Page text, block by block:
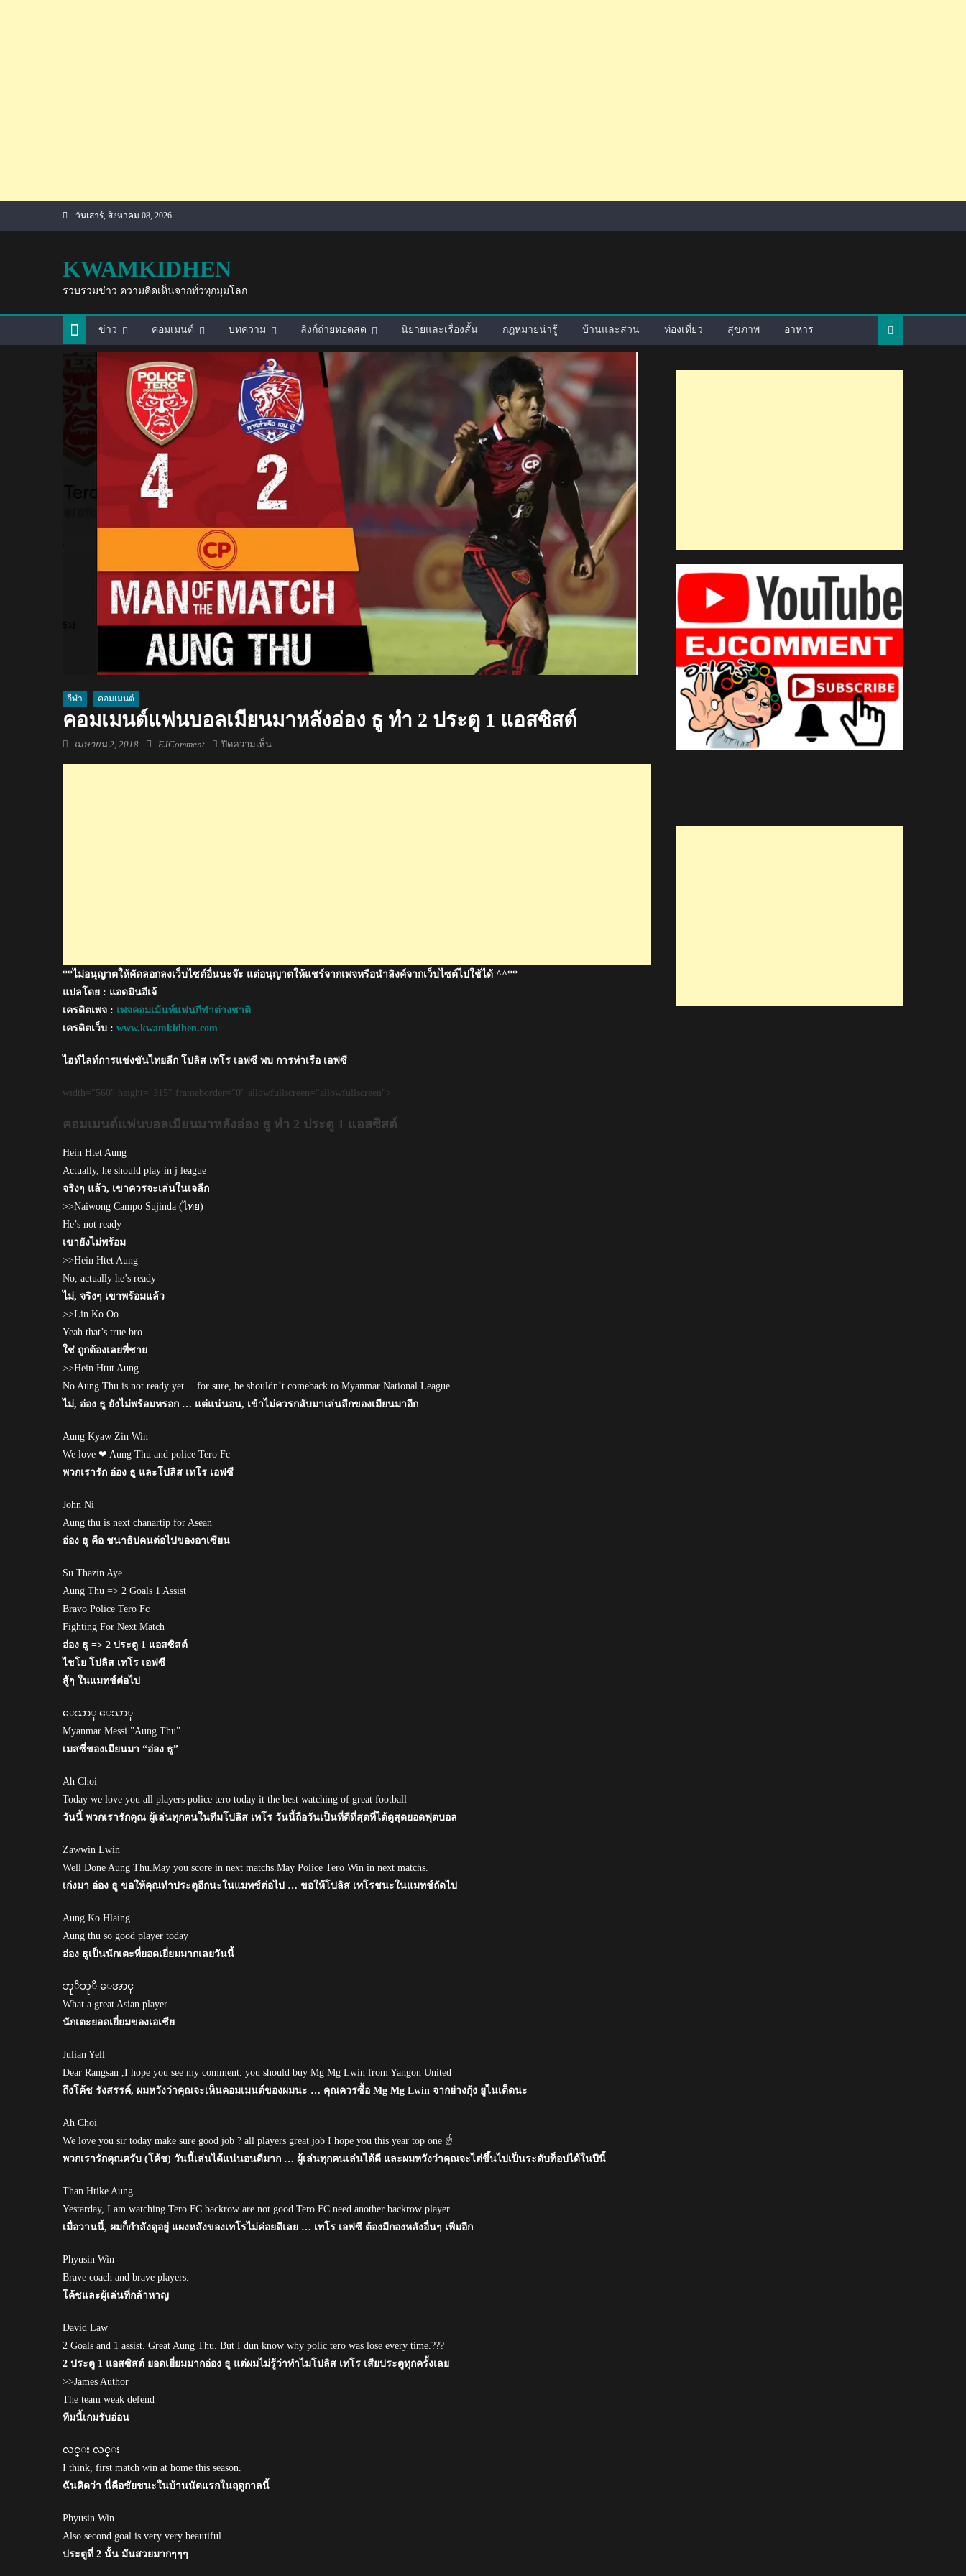
วันเสาร์, สิงหาคม 08, 2026
KWAMKIDHEN
รวบรวมข่าว ความคิดเห็นจากทั่วทุกมุมโลก
ข่าว คอมเมนต์ บทความ ลิงก์ถ่ายทอดสด นิยายและเรื่องสั้น กฎหมายน่ารู้ บ้านและสวน ท่องเที่ยว สุขภาพ อาหาร
กีฬา คอมเมนต์
คอมเมนต์แฟนบอลเมียนมาหลังอ่อง ธู ทำ 2 ประตู 1 แอสซิสต์
Posted
เมษายน 2, 2018 Author
EJComment ปิดความเห็น
1
**ไม่อนุญาตให้คัดลอกลงเว็บไซต์อื่นนะจ๊ะ แต่อนุญาตให้แชร์จากเพจหรือนำลิงค์จากเว็บไซต์ไปใช้ได้ ^^**
แปลโดย : แอดมินอีเจ้
เครดิตเพจ : เพจคอมเม้นท์แฟนกีฬาต่างชาติ
เครดิตเว็บ : www.kwamkidhen.com
ไฮท์ไลท์การแข่งขันไทยลีก โปลิส เทโร เอฟซี พบ การท่าเรือ เอฟซี
width="560" height="315" frameborder="0" allowfullscreen="allowfullscreen">
คอมเมนต์แฟนบอลเมียนมาหลังอ่อง ธู ทำ 2 ประตู 1 แอสซิสต์
Hein Htet Aung
Actually, he should play in j league
จริงๆ แล้ว, เขาควรจะเล่นในเจลีก
>>Naiwong Campo Sujinda (ไทย)
He’s not ready
เขายังไม่พร้อม
>>Hein Htet Aung
No, actually he’s ready
ไม่, จริงๆ เขาพร้อมแล้ว
>>Lin Ko Oo
Yeah that’s true bro
ใช่ ถูกต้องเลยพี่ชาย
>>Hein Htut Aung
No Aung Thu is not ready yet….for sure, he shouldn’t comeback to Myanmar National League..
ไม่, อ่อง ธู ยังไม่พร้อมหรอก … แต่แน่นอน, เข้าไม่ควรกลับมาเล่นลีกของเมียนมาอีก
Aung Kyaw Zin Win
We love ❤ Aung Thu and police Tero Fc
พวกเรารัก อ่อง ธู และโปลิส เทโร เอฟซี
John Ni
Aung thu is next chanartip for Asean
อ่อง ธู คือ ชนาธิปคนต่อไปของอาเซียน
Su Thazin Aye
Aung Thu => 2 Goals 1 Assist
Bravo Police Tero Fc
Fighting For Next Match
อ่อง ธู => 2 ประตู 1 แอสซิสต์
ไชโย โปลิส เทโร เอฟซี
สู้ๆ ในแมทช์ต่อไป
ေသာ္ ေသာ္
Myanmar Messi ”Aung Thu”
เมสซี่ของเมียนมา “อ่อง ธู”
Ah Choi
Today we love you all players police tero today it the best watching of great football
วันนี้ พวกเรารักคุณ ผู้เล่นทุกคนในทีมโปลิส เทโร วันนี้ถือวันเป็นที่ดีที่สุดที่ได้ดูสุดยอดฟุตบอล
Zawwin Lwin
Well Done Aung Thu.May you score in next matchs.May Police Tero Win in next matchs.
เก่งมา อ่อง ธู ขอให้คุณทำประตูอีกนะในแมทช์ต่อไป … ขอให้โปลิส เทโรชนะในแมทช์ถัดไป
Aung Ko Hlaing
Aung thu so good player today
อ่อง ธูเป็นนักเตะที่ยอดเยี่ยมมากเลยวันนี้
ဘုိဘုိ ေအာင္
What a great Asian player.
นักเตะยอดเยี่ยมของเอเชีย
Julian Yell
Dear Rangsan ,I hope you see my comment. you should buy Mg Mg Lwin from Yangon United
ถึงโค้ช รังสรรค์, ผมหวังว่าคุณจะเห็นคอมเมนต์ของผมนะ … คุณควรซื้อ Mg Mg Lwin จากย่างกุ้ง ยูไนเต็ดนะ
Ah Choi
We love you sir today make sure good job ? all players great job I hope you this year top one ☝
พวกเรารักคุณครับ (โค้ช) วันนี้เล่นได้แน่นอนดีมาก … ผู้เล่นทุกคนเล่นได้ดี และผมหวังว่าคุณจะไต่ขึ้นไปเป็นระดับท็อปได้ในปีนี้
Than Htike Aung
Yestarday, I am watching.Tero FC backrow are not good.Tero FC need another backrow player.
เมื่อวานนี้, ผมก็กำลังดูอยู่ แผงหลังของเทโรไม่ค่อยดีเลย … เทโร เอฟซี ต้องมีกองหลังอื่นๆ เพิ่มอีก
Phyusin Win
Brave coach and brave players.
โค้ชและผู้เล่นที่กล้าหาญ
David Law
2 Goals and 1 assist. Great Aung Thu. But I dun know why polic tero was lose every time.???
2 ประตู 1 แอสซิสต์ ยอดเยี่ยมมากอ่อง ธู แต่ผมไม่รู้ว่าทำไมโปลิส เทโร เสียประตูทุกครั้งเลย
>>James Author
The team weak defend
ทีมนี้เกมรับอ่อน
လင္း လင္း
I think, first match win at home this season.
ฉันคิดว่า นี่คือชัยชนะในบ้านนัดแรกในฤดูกาลนี้
Phyusin Win
Also second goal is very very beautiful.
ประตูที่ 2 นั้น มันสวยมากๆๆๆ